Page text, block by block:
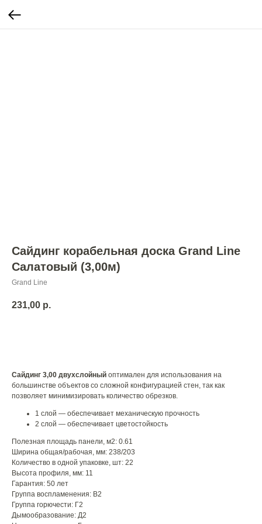
Сайдинг корабельная доска Grand Line
Салатовый (3,00м)
Grand Line
231,00 р.
Сайдинг 3,00 двухслойный оптимален для использования на
большинстве объектов со сложной конфигурацией стен, так как
позволяет минимизировать количество обрезков.
1 слой — обеспечивает механическую прочность
2 слой — обеспечивает цветостойкость
Полезная площадь панели, м2: 0.61
Ширина общая/рабочая, мм: 238/203
Количество в одной упаковке, шт: 22
Высота профиля, мм: 11
Гарантия: 50 лет
Группа воспламенения: В2
Группа горючести: Г2
Дымообразование: Д2